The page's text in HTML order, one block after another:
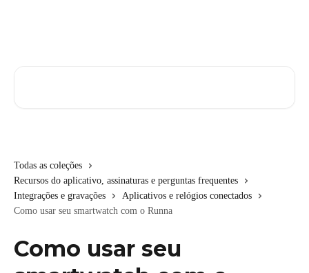
Todas as coleções
Recursos do aplicativo, assinaturas e perguntas frequentes
Integrações e gravações
Aplicativos e relógios conectados
Como usar seu smartwatch com o Runna
Como usar seu